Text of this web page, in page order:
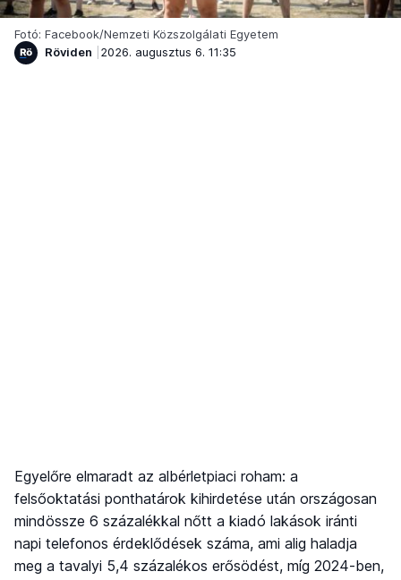
Fotó: Facebook/Nemzeti Közszolgálati Egyetem
Röviden
2026. augusztus 6. 11:35
Egyelőre elmaradt az albérletpiaci roham: a
felsőoktatási ponthatárok kihirdetése után országosan
mindössze 6 százalékkal nőtt a kiadó lakások iránti
napi telefonos érdeklődések száma, ami alig haladja
meg a tavalyi 5,4 százalékos erősödést, míg 2024-ben,